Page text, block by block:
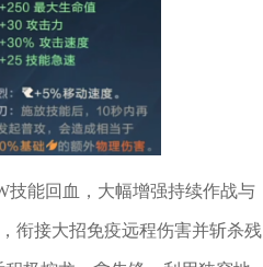
技能回血，大幅增强持续作战与
衔接大招免疫远程伤害并斩杀残